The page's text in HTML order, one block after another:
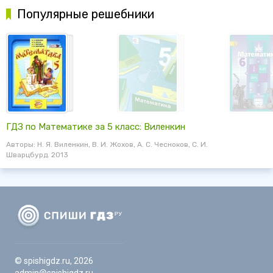
Популярные решебники
ГДЗ по Математике за 5 класс: Виленкин
Авторы: Н. Я. Виленкин, В. И. Жохов, А. С. Чесноков, С. И.
Шварцбурд. 2013
© spishigdz.ru, 2026